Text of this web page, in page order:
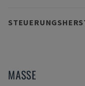
MASSE